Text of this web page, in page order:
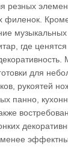
резных
филенок.
где
для
рукоятей
панно,